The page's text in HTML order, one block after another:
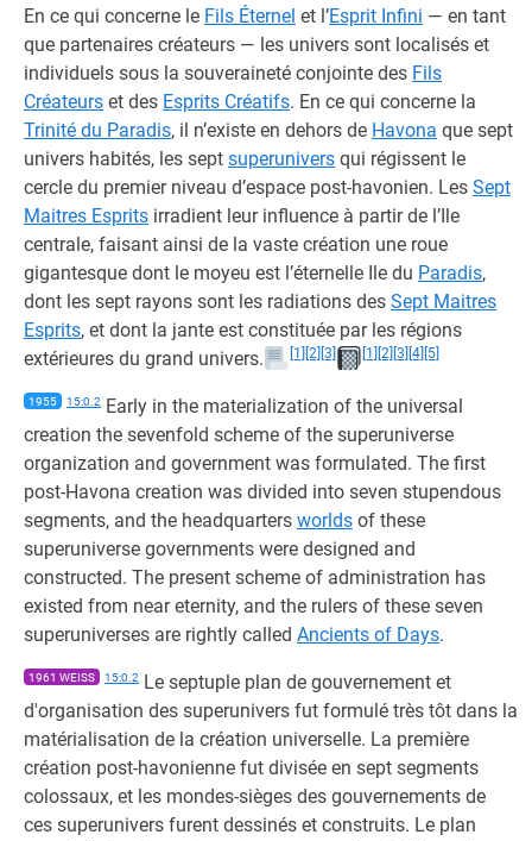
En ce qui concerne le Fils Éternel et l’Esprit Infini — en tant
que partenaires créateurs — les univers sont localisés et
individuels sous la souveraineté conjointe des Fils
Créateurs et des Esprits Créatifs. En ce qui concerne la
Trinité du Paradis, il n’existe en dehors de Havona que sept
univers habités, les sept superunivers qui régissent le
cercle du premier niveau d’espace post-havonien. Les Sept
Maitres Esprits irradient leur influence à partir de l’Ile
centrale, faisant ainsi de la vaste création une roue
gigantesque dont le moyeu est l’éternelle Ile du Paradis,
dont les sept rayons sont les radiations des Sept Maitres
Esprits, et dont la jante est constituée par les régions
extérieures du grand univers.
[1] [2] [3] [1] [2] [3] [4] [5]
1955 15:0.2 Early in the materialization of the universal
creation the sevenfold scheme of the superuniverse
organization and government was formulated. The first
post-Havona creation was divided into seven stupendous
segments, and the headquarters worlds of these
superuniverse governments were designed and
constructed. The present scheme of administration has
existed from near eternity, and the rulers of these seven
superuniverses are rightly called Ancients of Days.
1961 WEISS 15:0.2 Le septuple plan de gouvernement et
d'organisation des superunivers fut formulé très tôt dans la
matérialisation de la création universelle. La première
création post-havonienne fut divisée en sept segments
colossaux, et les mondes-sièges des gouvernements de
ces superunivers furent dessinés et construits. Le plan